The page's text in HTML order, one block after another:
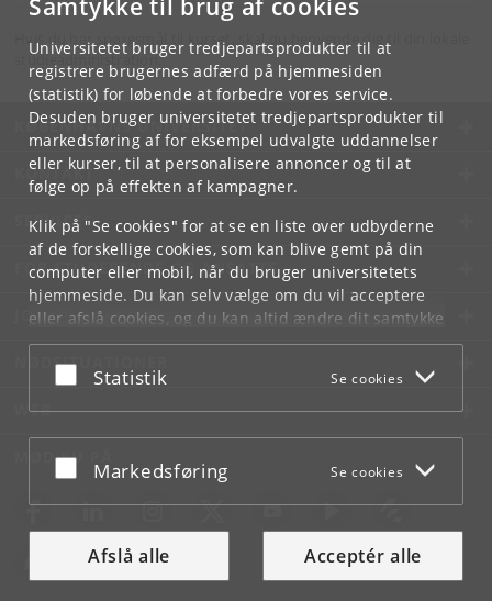
Samtykke til brug af cookies
Universitetet bruger tredjepartsprodukter til at
registrere brugernes adfærd på hjemmesiden
(statistik) for løbende at forbedre vores service.
Desuden bruger universitetet tredjepartsprodukter til
markedsføring af for eksempel udvalgte uddannelser
eller kurser, til at personalisere annoncer og til at
følge op på effekten af kampagner.
Klik på "Se cookies" for at se en liste over udbyderne
af de forskellige cookies, som kan blive gemt på din
computer eller mobil, når du bruger universitetets
hjemmeside. Du kan selv vælge om du vil acceptere
eller afslå cookies, og du kan altid ændre dit samtykke
underCookie- og privatlivspolitiksom du finder i
bunden af hver side.
Acceptér eller afslå
Statistik Se cookies
Acceptér eller afslå
Markedsføring Se cookies
Afslå alle Acceptér alle
Hvis du har spørgsmål til kurset, skal du henvende dig til din lokale
studieadministration.
KØBENHAVNS UNIVERSITET
KONTAKT
SERVICES
FOR STUDERENDE OG ANSATTE
JOB OG KARRIERE
NØDSITUATIONER
WEB
MØD KU PÅ